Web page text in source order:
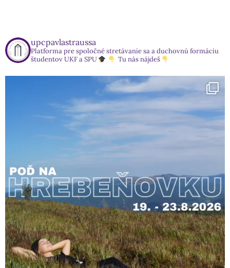
upcpavlastraussa
Platforma pre spoločné stretávanie sa a duchovnú formáciu
študentov UKF a SPU
Tu nás nájdeš